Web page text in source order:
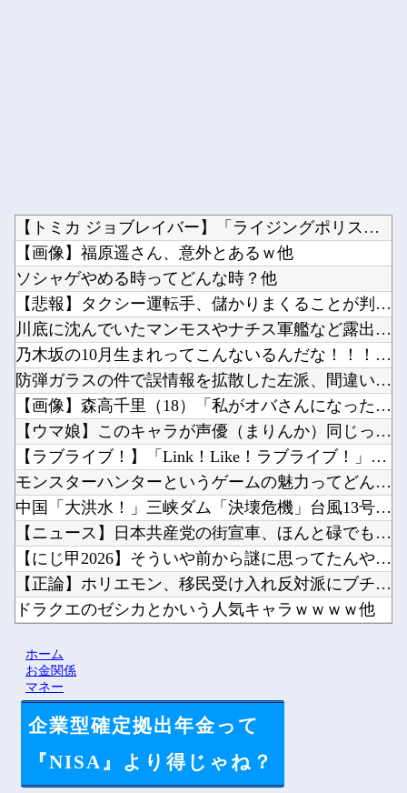
【トミカ ジョブレイバー】「ライジングポリスブレイバーZER...
【画像】福原遥さん、意外とあるｗ他
ソシャゲやめる時ってどんな時？他
【悲報】タクシー運転手、儲かりまくることが判明ｗｗｗｗｗｗｗ...
川底に沈んでいたマンモスやナチス軍艦など露出、熱波でドナウ川...
乃木坂の10月生まれってこんないるんだな！！！【乃木坂46】...
防弾ガラスの件で誤情報を拡散した左派、間違いを指摘されても頑...
【画像】森高千里（18）「私がオバさんになったらミニスカート...
【ウマ娘】このキャラが声優（まりんか）同じってマジ！？←「ス...
【ラブライブ！】「Link！Like！ラブライブ！」運営チー...
モンスターハンターというゲームの魅力ってどんな部分だと思う？...
中国「大洪水！」三峡ダム「決壊危機」台風13号「三峡直撃確定...
【ニュース】日本共産党の街宣車、ほんと碌でもないな他
【にじ甲2026】そういや前から謎に思ってたんやがなんでマド...
【正論】ホリエモン、移民受け入れ反対派にブチギレ→スタジオ誰...
ドラクエのゼシカとかいう人気キャラｗｗｗｗ他
Powered by livedoor 相互RSS
ホーム
お金関係
マネー
企業型確定拠出年金って
『NISA』より得じゃね？